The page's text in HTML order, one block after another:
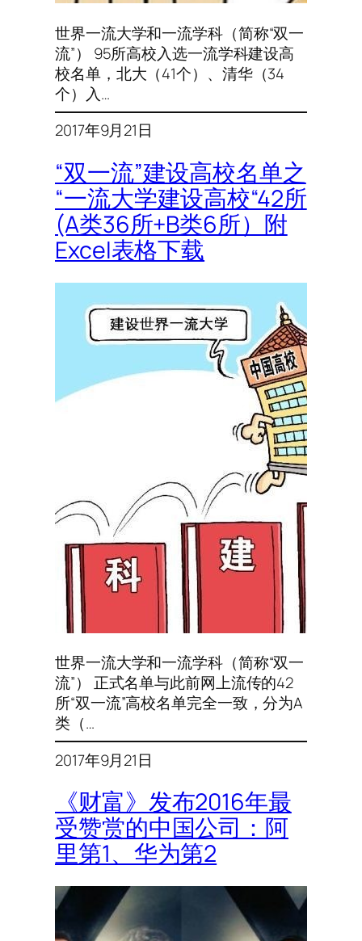
世界一流大学和一流学科（简称“双一
流”） 95所高校入选一流学科建设高
校名单，北大（41个）、清华（34
个）入…
2017年9月21日
“双一流”建设高校名单之
“一流大学建设高校“42所
(A类36所+B类6所）附
Excel表格下载
世界一流大学和一流学科（简称“双一
流”） 正式名单与此前网上流传的42
所“双一流”高校名单完全一致，分为A
类（…
2017年9月21日
《财富》发布2016年最
受赞赏的中国公司：阿
里第1、华为第2